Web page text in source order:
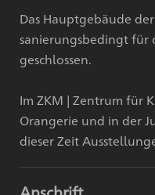
Das Hauptgebäude
sanierungsbedingt für
geschlossen.
Im ZKM | Zentrum für
Orangerie und in der
dieser Zeit